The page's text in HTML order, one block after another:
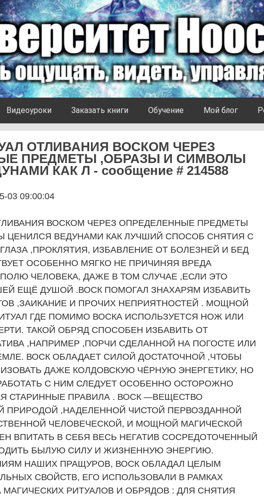
Видеоуроки Заказать книги Обучение Мой блог
ОТЛИВАНИЯ ВОСКОМ ЧЕРЕЗ
ПРЕДМЕТЫ ,ОБРАЗЫ И СИМВОЛЫ
КАК Л - сообщение # 214588
03 09:00:04
ВОСКОМ ЧЕРЕЗ ОПРЕДЕЛЕННЫЕ ПРЕДМЕТЫ
ЦЕНИЛСЯ ВЕДУНАМИ КАК ЛУЧШИЙ СПОСОБ СНЯТИЯ С
,ПРОКЛЯТИЯ, ИЗБАВЛЕНИЕ ОТ БОЛЕЗНЕЙ И БЕД
ОСОБЕННО МЯГКО НЕ ПРИЧИНЯЯ ВРЕДА
ЧЕЛОВЕКА, ДАЖЕ В ТОМ СЛУЧАЕ ,ЕСЛИ ЭТО
ЕЩЁ ДУШОЙ .ВОСК ПОМОГАЛ ЗНАХАРЯМ ИЗБАВИТЬ
,ЗАИКАНИЕ И ПРОЧИХ НЕПРИЯТНОСТЕЙ . МОЩНОЙ
ГДЕ ПОМИМО ВОСКА ИСПОЛЬЗУЕТСЯ НОЖ ИЛИ
ТАКОЙ ОБРЯД СПОСОБЕН ИЗБАВИТЬ ОТ
,НАПРИМЕР ,ПОРЧИ СДЕЛАННОЙ НА ПОГОСТЕ ИЛИ
ВОСК ОБЛАДАЕТ СИЛОЙ ДОСТАТОЧНОЙ ,ЧТОБЫ
ДАЖЕ КОЛДОВСКУЮ ЧЁРНУЮ ЭНЕРГЕТИКУ, НО
С НИМ СЛЕДУЕТ ОСОБЕННО ОСТОРОЖНО
СТАРИННЫЕ ПРАВИЛА . ВОСК —ВЕЩЕСТВО
ПРИРОДОЙ ,НАДЕЛЕННОЙ ЧИСТОЙ ПЕРВОЗДАННОЙ
ЧЕЛОВЕЧЕСКОЙ, И МОЩНОЙ МАГИЧЕСКОЙ
ВПИТАТЬ В СЕБЯ ВЕСЬ НЕГАТИВ СОСРЕДОТОЧЕННЫЙ
БЫЛУЮ СИЛУ И ЖИЗНЕННУЮ ЭНЕРГИЮ.
НАШИХ ПРАЩУРОВ, ВОСК ОБЛАДАЛ ЦЕЛЫМ
СВОЙСТВ, ЕГО ИСПОЛЬЗОВАЛИ В РАМКАХ
РИТУАЛОВ И ОБРЯДОВ : ДЛЯ СНЯТИЯ